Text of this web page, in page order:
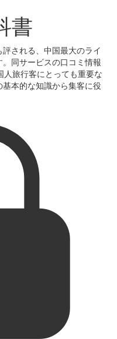
書
される、中国最大のライ
同サービスの口コミ情報
旅行客にとっても重要な
本的な知識から集客に役